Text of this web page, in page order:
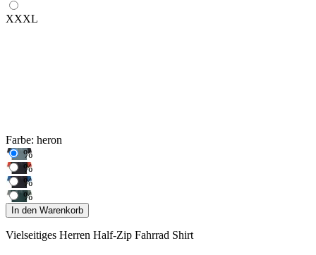
XXXL
Farbe: heron
%
%
%
%
In den Warenkorb
Vielseitiges Herren Half-Zip Fahrrad Shirt